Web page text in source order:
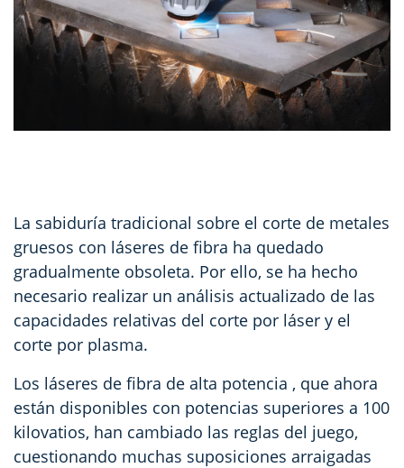
La sabiduría tradicional sobre el corte de metales
gruesos con láseres de fibra ha quedado
gradualmente obsoleta. Por ello, se ha hecho
necesario realizar un análisis actualizado de las
capacidades relativas del corte por láser y el
corte por plasma.
Los láseres de fibra de alta potencia , que ahora
están disponibles con potencias superiores a 100
kilovatios, han cambiado las reglas del juego,
cuestionando muchas suposiciones arraigadas